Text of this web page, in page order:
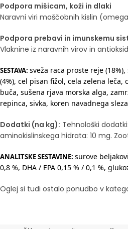
Podpora mišicam, koži in dlaki
Naravni viri maščobnih kislin
Podpora prebavi in imunskemu
Vlaknine iz naravnih virov in
SESTAVA: sveža raca proste reje
(4%), cel pisan fižol, cela zelena
buča, sušena rjava morska alga,
repinca, sivka, koren navadnega
Dodatki (na kg): Tehnološki
aminokislinskega hidrata: 10 mg.
ANALITSKE SESTAVINE: surove
0,8 %, DHA / EPA 0,15 % / 0,1 %,
Oglej si tudi ostalo ponudbo v